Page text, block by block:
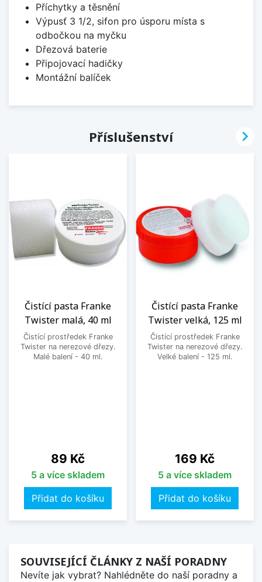
Příchytky a těsnění
Výpusť 3 1/2, sifon pro úsporu místa s
odbočkou na myčku
Dřezová baterie
Připojovací hadičky
Montážní balíček
Příslušenství
Čistící pasta Franke
Twister malá, 40 ml
Čistící prostředek Franke
Twister na nerezové dřezy.
Malé balení - 40 ml.
Cena
89 Kč
5 a více skladem
Přidat do košíku
Čistící pasta Franke
Twister velká, 125 ml
Čistící prostředek Franke
Twister na nerezové dřezy.
Velké balení - 125 ml.
Cena
169 Kč
5 a více skladem
Přidat do košíku

SOUVISEJÍCÍ ČLÁNKY Z NAŠÍ PORADNY
Nevíte jak vybrat? Nahlédněte do naší poradny a